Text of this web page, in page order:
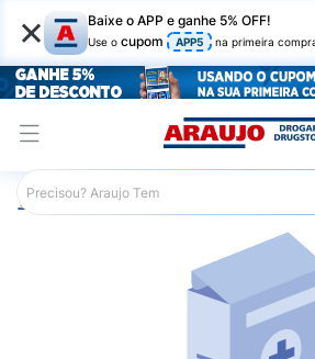
× Baixe o APP e ganhe 5% OFF!
Use o cupom APP5 na primeira
Araujo Medicamentos